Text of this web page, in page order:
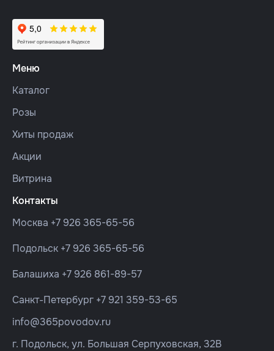
Меню
Каталог
Розы
Хиты продаж
Акции
Витрина
Контакты
Москва +7 926 365-65-56
Подольск +7 926 365-65-56
Балашиха +7 926 861-89-57
Санкт-Петербург +7 921 359-53-65
info@365povodov.ru
г. Подольск, ул. Большая Серпуховская, 32В